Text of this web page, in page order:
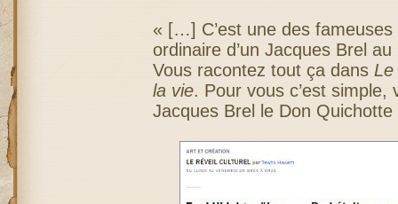
« […] C’est une des fameuses
ordinaire d’un Jacques Brel
Vous racontez tout ça dans Le
la vie. Pour vous c’est simple,
Jacques Brel le Don